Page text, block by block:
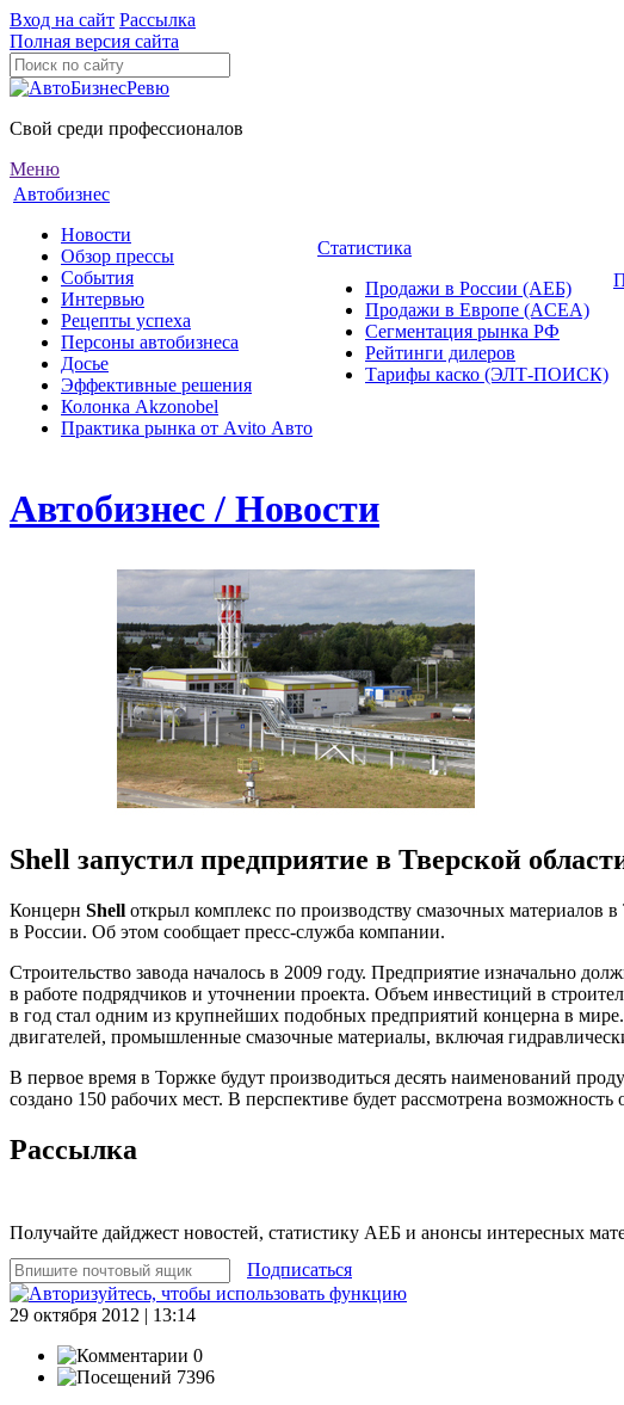
Вход на сайт Рассылка
Полная версия сайта
Свой среди профессионалов
Меню
Автобизнес
Новости
Обзор прессы
События
Интервью
Рецепты успеха
Персоны автобизнеса
Досье
Эффективные решения
Колонка Akzonobel
Практика рынка от Аvito Авто
Статистика
Продажи в России (АЕБ)
Продажи в Европе (ACEA)
Сегментация рынка РФ
Рейтинги дилеров
Тарифы каско (ЭЛТ-ПОИСК)
Автобизнес / Новости
Shell запустил предприятие в Тверской
Концерн Shell открыл комплекс по производству смазочных материалов
в России. Об этом сообщает пресс-служба компании.
Строительство завода началось в 2009 году. Предприятие изначально
в работе подрядчиков и уточнении проекта. Объем инвестиций в
в год стал одним из крупнейших подобных предприятий концерна в
двигателей, промышленные смазочные материалы, включая
В первое время в Торжке будут производиться десять наименований
создано 150 рабочих мест. В перспективе будет рассмотрена
Рассылка
Получайте дайджест новостей, статистику АЕБ и анонсы интересных
Подписаться
29 октября 2012 | 13:14
0
7396